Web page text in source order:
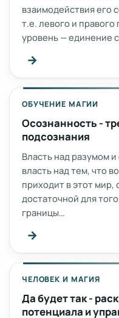
взаимодействия его
т.е. левого и
уровень — единение
→
ОБУЧЕНИЕ МАГИИ
Осознанность -
подсознания
Власть над разумом
власть над тем, что
приходит в этот мир,
достаточной для
границы…
→
ЧЕЛОВЕК И МАГИЯ
Да будет так -
потенциала и